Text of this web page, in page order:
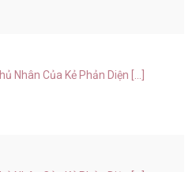
Nhân Của Kẻ Phản Diện [...]